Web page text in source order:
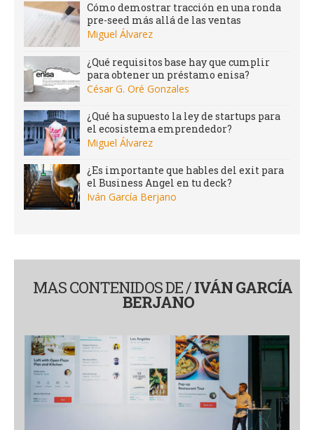
Cómo demostrar tracción en una ronda
pre-seed más allá de las ventas
Miguel Álvarez
¿Qué requisitos base hay que cumplir
para obtener un préstamo enisa?
César G. Oré Gonzales
¿Qué ha supuesto la ley de startups para
el ecosistema emprendedor?
Miguel Álvarez
¿Es importante que hables del exit para
el Business Angel en tu deck?
Iván García Berjano
MAS CONTENIDOS DE /IVÁN GARCÍA
BERJANO